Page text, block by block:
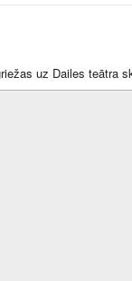
uz Dailes teātra